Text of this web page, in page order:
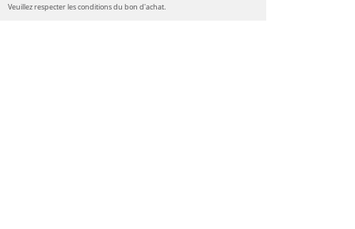
Veuillez respecter les conditions du bon d'achat.